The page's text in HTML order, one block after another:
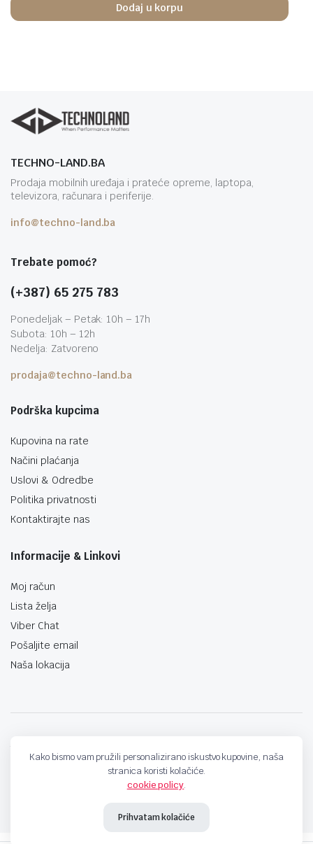
Dodaj u korpu
TECHNO-LAND.BA
Prodaja mobilnih uređaja i prateće opreme, laptopa,
televizora, računara i periferije.
info@techno-land.ba
Trebate pomoć?
(+387) 65 275 783
Ponedeljak – Petak: 10h – 17h
Subota: 10h – 12h
Nedelja: Zatvoreno
prodaja@techno-land.ba
Podrška kupcima
Kupovina na rate
Načini plaćanja
Uslovi & Odredbe
Politika privatnosti
Kontaktirajte nas
Informacije & Linkovi
Moj račun
Lista želja
Viber Chat
Pošaljite email
Naša lokacija
Kako bismo vam pružili personalizirano iskustvo kupovine, naša
stranica koristi kolačiće.
cookie policy.
Prihvatam kolačiće